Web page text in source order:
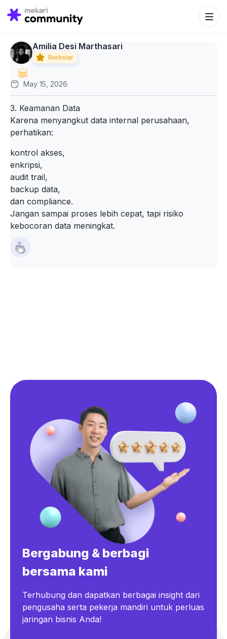
Search
for:
Search
Amilia Desi Marthasari
May 15, 2026
3. Keamanan Data
Karena menyangkut data internal perusahaan,
perhatikan:
kontrol akses,
enkripsi,
audit trail,
backup data,
dan compliance.
Jangan sampai proses lebih cepat, tapi risiko
kebocoran data meningkat.
Bergabung & berbagi
bersama kami
Terhubung dan dapatkan berbagai insight dari
pengusaha serta pekerja mandiri untuk perluas
jaringan bisnis Anda!